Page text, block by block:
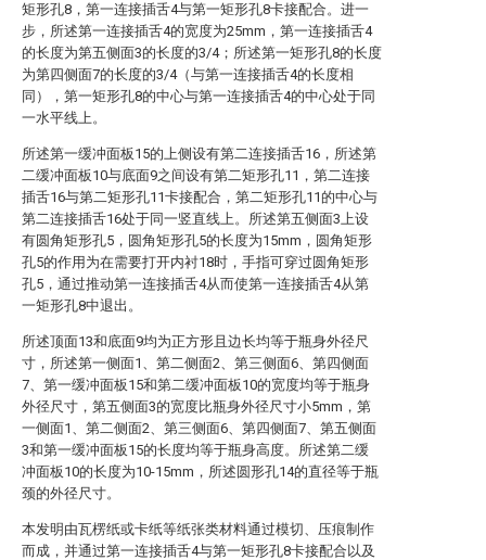
矩形孔8，第一连接插舌4与第一矩形孔8卡接配合。进一
步，所述第一连接插舌4的宽度为25mm，第一连接插舌4
的长度为第五侧面3的长度的3/4；所述第一矩形孔8的长度
为第四侧面7的长度的3/4（与第一连接插舌4的长度相
同），第一矩形孔8的中心与第一连接插舌4的中心处于同
一水平线上。
所述第一缓冲面板15的上侧设有第二连接插舌16，所述第
二缓冲面板10与底面9之间设有第二矩形孔11，第二连接
插舌16与第二矩形孔11卡接配合，第二矩形孔11的中心与
第二连接插舌16处于同一竖直线上。所述第五侧面3上设
有圆角矩形孔5，圆角矩形孔5的长度为15mm，圆角矩形
孔5的作用为在需要打开内衬18时，手指可穿过圆角矩形
孔5，通过推动第一连接插舌4从而使第一连接插舌4从第
一矩形孔8中退出。
所述顶面13和底面9均为正方形且边长均等于瓶身外径尺
寸，所述第一侧面1、第二侧面2、第三侧面6、第四侧面
7、第一缓冲面板15和第二缓冲面板10的宽度均等于瓶身
外径尺寸，第五侧面3的宽度比瓶身外径尺寸小5mm，第
一侧面1、第二侧面2、第三侧面6、第四侧面7、第五侧面
3和第一缓冲面板15的长度均等于瓶身高度。所述第二缓
冲面板10的长度为10-15mm，所述圆形孔14的直径等于瓶
颈的外径尺寸。
本发明由瓦楞纸或卡纸等纸张类材料通过模切、压痕制作
而成，并通过第一连接插舌4与第一矩形孔8卡接配合以及